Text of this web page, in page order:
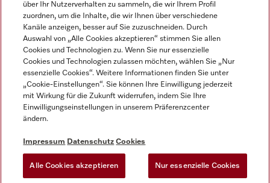
Impressum
AGB
Datenschutz
Nutzungsbedingungen
Gesetzen über digitale Dienste
Cookie-Einstellungen
über Ihr Nutzerverhalten zu sammeln, die wir Ihrem Profil
zuordnen, um die Inhalte, die wir Ihnen über verschiedene
Kanäle anzeigen, besser auf Sie zuzuschneiden. Durch
Auswahl von „Alle Cookies akzeptieren“ stimmen Sie allen
Cookies und Technologien zu. Wenn Sie nur essenzielle
Cookies und Technologien zulassen möchten, wählen Sie „Nur
essenzielle Cookies“. Weitere Informationen finden Sie unter
„Cookie-Einstellungen“. Sie können Ihre Einwilligung jederzeit
mit Wirkung für die Zukunft widerrufen, indem Sie Ihre
Einwilligungseinstellungen in unserem Präferenzcenter
ändern.
Impressum Datenschutz Cookies
Alle Cookies akzeptieren Nur essenzielle Cookies